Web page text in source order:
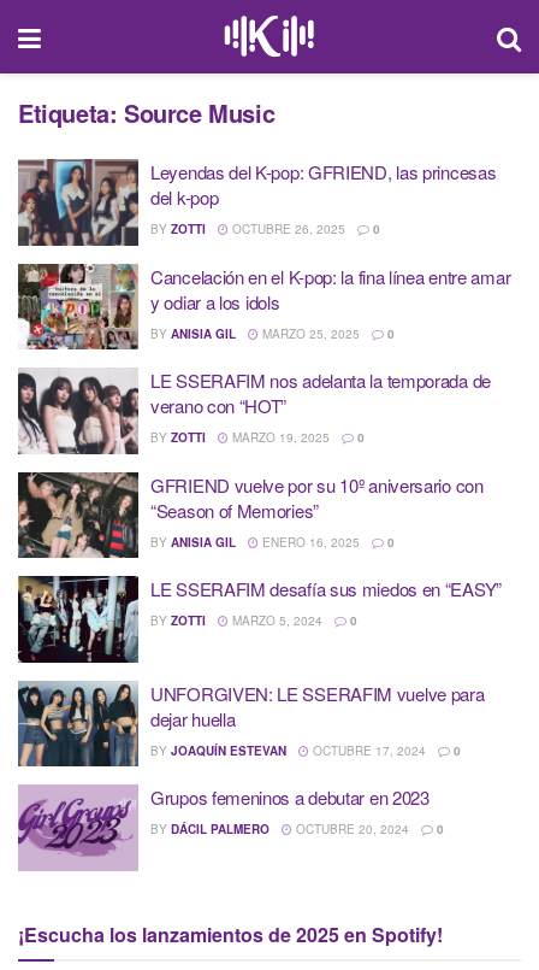
Etiqueta: Source Music
Leyendas del K-pop: GFRIEND, las princesas
del k-pop
BY ZOTTI OCTUBRE 26, 2025 0
Cancelación en el K-pop: la fina línea entre amar
y odiar a los idols
BY ANISIA GIL MARZO 25, 2025 0
LE SSERAFIM nos adelanta la temporada de
verano con “HOT”
BY ZOTTI MARZO 19, 2025 0
GFRIEND vuelve por su 10º aniversario con
“Season of Memories”
BY ANISIA GIL ENERO 16, 2025 0
LE SSERAFIM desafía sus miedos en “EASY”
BY ZOTTI MARZO 5, 2024 0
UNFORGIVEN: LE SSERAFIM vuelve para
dejar huella
BY JOAQUÍN ESTEVAN OCTUBRE 17, 2024 0
Grupos femeninos a debutar en 2023
BY DÁCIL PALMERO OCTUBRE 20, 2024 0
¡Escucha los lanzamientos de 2025 en Spotify!